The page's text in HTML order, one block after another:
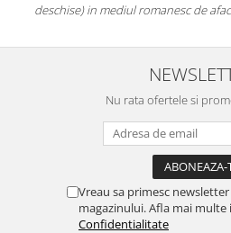
Felicitari si multumesc!
Nu rata ofertele si
Vreau sa primesc
magazinului. Afla mai multe
Confidentialitate